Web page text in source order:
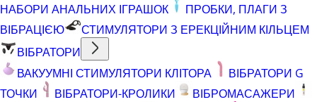
НАБОРИ АНАЛЬНИХ ІГРАШОК
ПРОБКИ, ПЛАГИ З
ВІБРАЦІЄЮ
СТИМУЛЯТОРИ З ЕРЕКЦІЙНИМ КІЛЬЦЕМ
ВІБРАТОРИ
ВАКУУМНІ СТИМУЛЯТОРИ КЛІТОРА
ВІБРАТОРИ G
ТОЧКИ
ВІБРАТОРИ-КРОЛИКИ
ВІБРОМАСАЖЕРИ